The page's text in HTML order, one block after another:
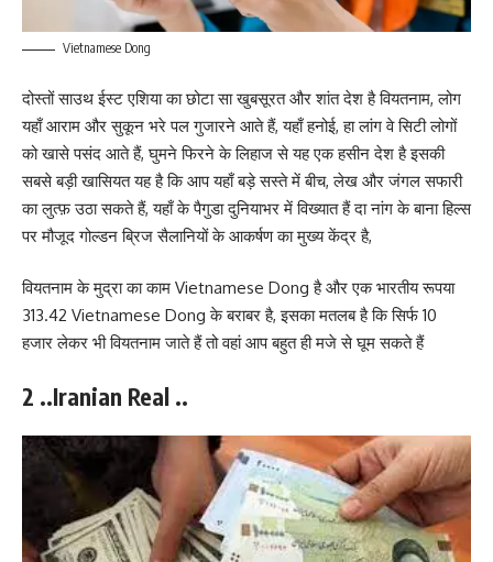
Vietnamese Dong
दोस्तों साउथ ईस्ट एशिया का छोटा सा खुबसूरत और शांत देश है वियतनाम, लोग
यहाँ आराम और सुकून भरे पल गुजारने आते हैं, यहाँ हनोई, हा लांग वे सिटी लोगों
को खासे पसंद आते हैं, घुमने फिरने के लिहाज से यह एक हसीन देश है इसकी
सबसे बड़ी खासियत यह है कि आप यहाँ बड़े सस्ते में बीच, लेख और जंगल सफारी
का लुत्फ़ उठा सकते हैं, यहाँ के पैगुडा दुनियाभर में विख्यात हैं दा नांग के बाना हिल्स
पर मौजूद गोल्डन ब्रिज सैलानियों के आकर्षण का मुख्य केंद्र है,
वियतनाम के मुद्रा का काम Vietnamese Dong है और एक भारतीय रूपया
313.42 Vietnamese Dong के बराबर है, इसका मतलब है कि सिर्फ 10
हजार लेकर भी वियतनाम जाते हैं तो वहां आप बहुत ही मजे से घूम सकते हैं
2 ..Iranian Real ..